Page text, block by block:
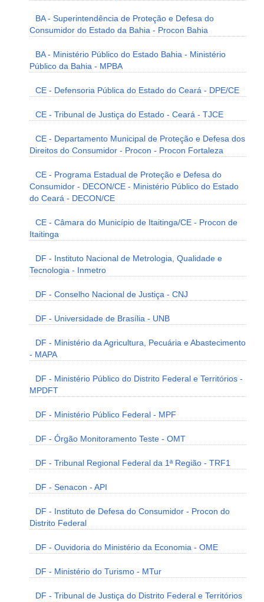
BA - Superintendência de Proteção e Defesa do
Consumidor do Estado da Bahia - Procon Bahia
BA - Ministério Público do Estado Bahia - Ministério
Público da Bahia - MPBA
CE - Defensoria Pública do Estado do Ceará - DPE/CE
CE - Tribunal de Justiça do Estado - Ceará - TJCE
CE - Departamento Municipal de Proteção e Defesa dos
Direitos do Consumidor - Procon - Procon Fortaleza
CE - Programa Estadual de Proteção e Defesa do
Consumidor - DECON/CE - Ministério Público do Estado
do Ceará - DECON/CE
CE - Câmara do Município de Itaitinga/CE - Procon de
Itaitinga
DF - Instituto Nacional de Metrologia, Qualidade e
Tecnologia - Inmetro
DF - Conselho Nacional de Justiça - CNJ
DF - Universidade de Brasília - UNB
DF - Ministério da Agricultura, Pecuária e Abastecimento
- MAPA
DF - Ministério Público do Distrito Federal e Territórios -
MPDFT
DF - Ministério Público Federal - MPF
DF - Órgão Monitoramento Teste - OMT
DF - Tribunal Regional Federal da 1ª Região - TRF1
DF - Senacon - API
DF - Instituto de Defesa do Consumidor - Procon do
Distrito Federal
DF - Ouvidoria do Ministério da Economia - OME
DF - Ministério do Turismo - MTur
DF - Tribunal de Justiça do Distrito Federal e Territórios